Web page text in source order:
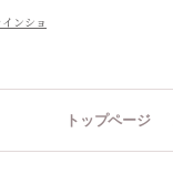
トップページ